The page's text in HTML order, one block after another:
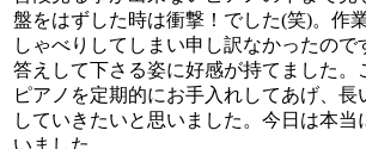
盤をはずした時は衝撃！でした(笑)。作
しゃべりしてしまい申し訳なかったので
答えして下さる姿に好感が持てました。
ピアノを定期的にお手入れしてあげ、長
していきたいと思いました。今日は本当
いました。